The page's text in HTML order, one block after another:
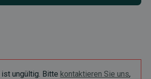
ungültig. Bitte kontaktieren Sie uns,